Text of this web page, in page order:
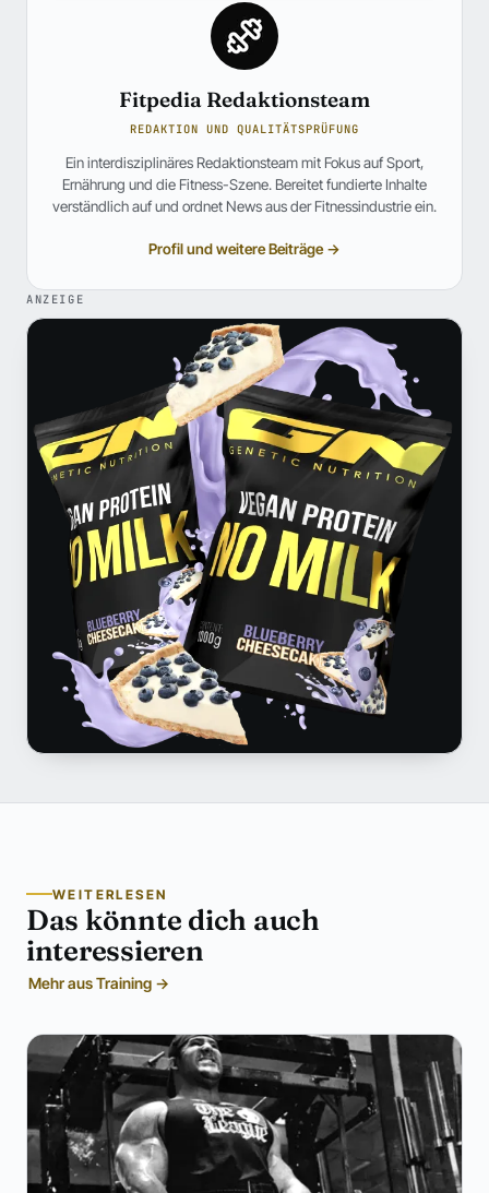
Fitpedia Redaktionsteam
REDAKTION UND QUALITÄTSPRÜFUNG
Ein interdisziplinäres Redaktionsteam mit Fokus auf Sport,
Ernährung und die Fitness-Szene. Bereitet fundierte Inhalte
verständlich auf und ordnet News aus der Fitnessindustrie ein.
Profil und weitere Beiträge →
ANZEIGE
WEITERLESEN
Das könnte dich auch
interessieren
Mehr aus Training →